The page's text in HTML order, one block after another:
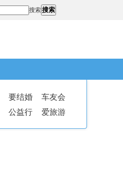
搜索搜索
要结婚
车友会
公益行 爱旅游